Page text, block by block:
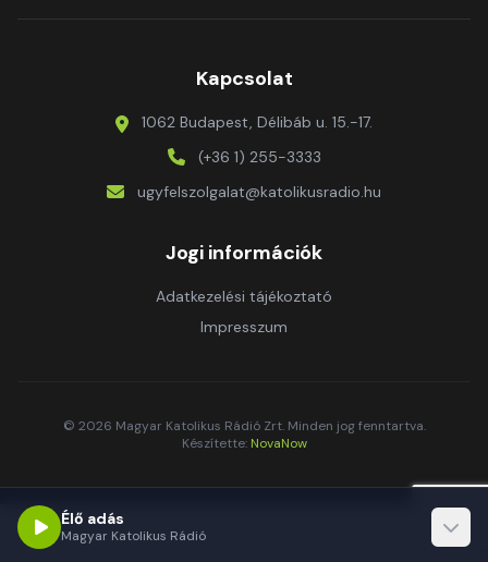
Kapcsolat
1062 Budapest, Délibáb u. 15.-17.
(+36 1) 255-3333
ugyfelszolgalat@katolikusradio.hu
Jogi információk
Adatkezelési tájékoztató
Impresszum
© 2026 Magyar Katolikus Rádió Zrt. Minden jog fenntartva.
Készítette: NovaNow
Élő adás
Magyar Katolikus Rádió